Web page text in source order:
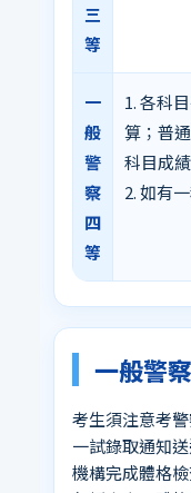
三
等
一
般
警
察
四
等
1. 各科
算；普
科目成
2. 如有
一般警
考生須注意考
一試錄取通知
機構完成體格